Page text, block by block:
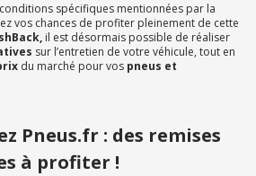
spécifiques mentionnées par la
vos chances de profiter pleinement de cette
il est désormais possible de réaliser
sur l’entretien de votre véhicule, tout en
du marché pour vos pneus et
Pneus.fr : des remises
à profiter !